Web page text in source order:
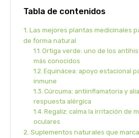
Tabla de contenidos
Las mejores plantas medicinales
de forma natural
Ortiga verde: uno de los
más conocidos
Equinácea: apoyo estacional
inmune
Cúrcuma: antiinflamatoria y
respuesta alérgica
Regaliz: calma la irritación de
oculares
Suplementos naturales que